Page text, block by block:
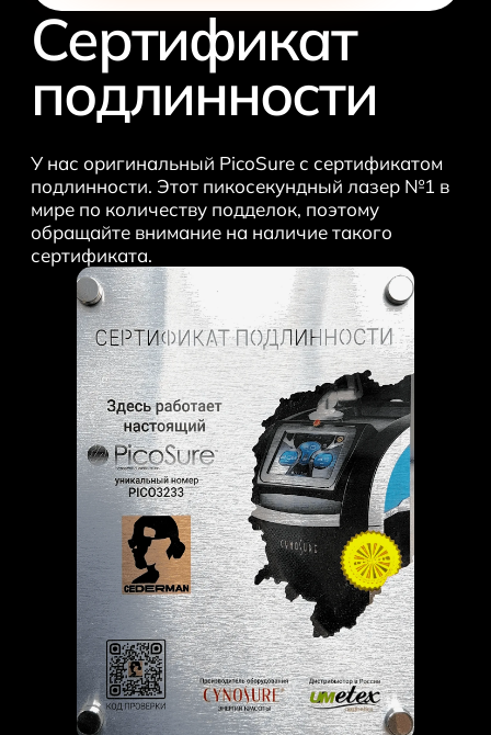
Сертификат
подлинности
У нас оригинальный PicoSure с сертификатом
подлинности. Этот пикосекундный лазер №1 в
мире по количеству подделок, поэтому
обращайте внимание на наличие такого
сертификата.